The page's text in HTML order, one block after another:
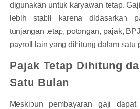
digunakan untuk karyawan tetap.
lebih stabil karena didasarkan
tunjangan tetap, potongan, pajak,
payroll lain yang dihitung dalam satu
Pajak Tetap Dihitung
Satu Bulan
Meskipun pembayaran gaji